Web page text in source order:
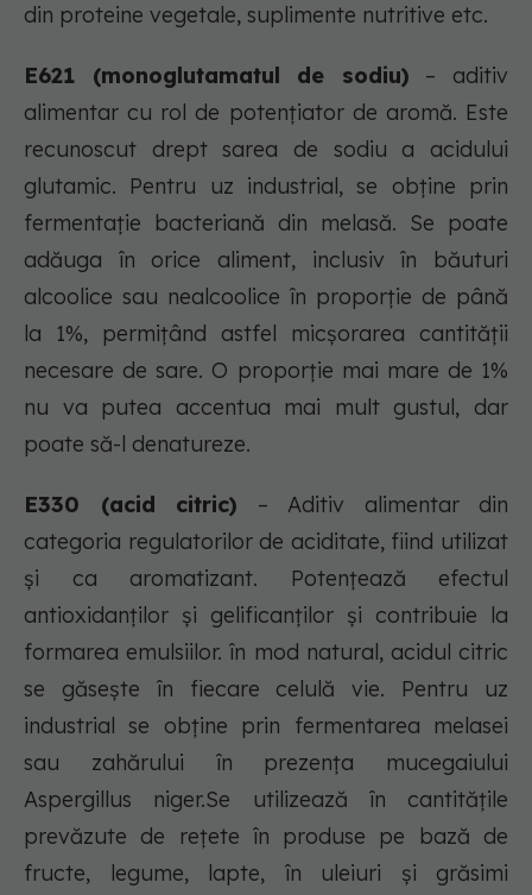
din proteine vegetale, suplimente nutritive etc.
E621 (monoglutamatul de sodiu) – aditiv
alimentar cu rol de potenţiator de aromă. Este
recunoscut drept sarea de sodiu a acidului
glutamic. Pentru uz industrial, se obţine prin
fermentaţie bacteriană din melasă. Se poate
adăuga în orice aliment, inclusiv în băuturi
alcoolice sau nealcoolice în proporţie de până
la 1%, permiţând astfel micşorarea cantităţii
necesare de sare. O proporţie mai mare de 1%
nu va putea accentua mai mult gustul, dar
poate să-l denatureze.
E330 (acid citric) – Aditiv alimentar din
categoria regulatorilor de aciditate, fiind utilizat
şi ca aromatizant. Potenţează efectul
antioxidanţilor şi gelificanţilor şi contribuie la
formarea emulsiilor. în mod natural, acidul citric
se găseşte în fiecare celulă vie. Pentru uz
industrial se obţine prin fermentarea melasei
sau zahărului în prezenţa mucegaiului
Aspergillus niger.Se utilizează în cantităţile
prevăzute de reţete în produse pe bază de
fructe, legume, lapte, în uleiuri şi grăsimi